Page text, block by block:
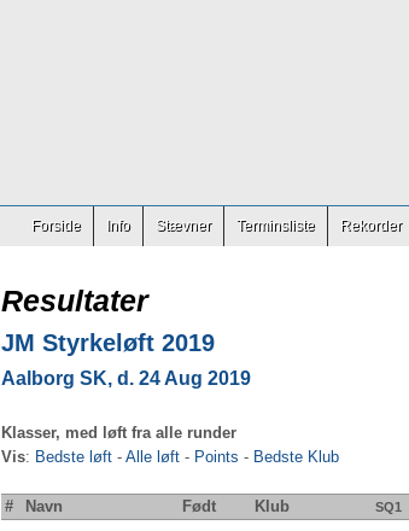
Forside Info Stævner Terminsliste Rekorder
Resultater
JM Styrkeløft 2019
Aalborg SK, d. 24 Aug 2019
Klasser, med løft fra alle runder
Vis: Bedste løft - Alle løft - Points - Bedste Klub
# Navn Født Klub SQ1